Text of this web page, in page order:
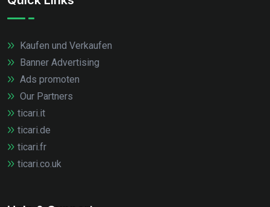
Kaufen und Verkaufen
Banner Advertising
Ads promoten
Our Partners
ticari.it
ticari.de
ticari.fr
ticari.co.uk